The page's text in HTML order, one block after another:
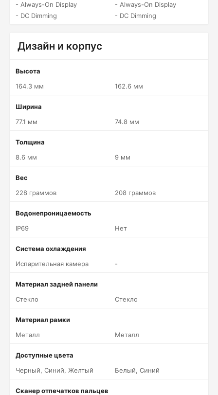
- Always-On Display
- DC Dimming
- Always-On Display
- DC Dimming
Дизайн и корпус
Высота
164.3 мм
162.6 мм
Ширина
77.1 мм
74.8 мм
Толщина
8.6 мм
9 мм
Вес
228 граммов
208 граммов
Водонепроницаемость
IP69
Нет
Система охлаждения
Испарительная камера
-
Материал задней панели
Стекло
Стекло
Материал рамки
Металл
Металл
Доступные цвета
Черный, Синий, Желтый
Белый, Синий
Сканер отпечатков пальцев